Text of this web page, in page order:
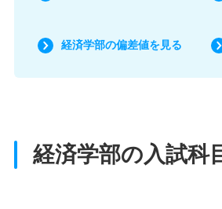
経済学部の偏差値を見る
経済学部の入試科